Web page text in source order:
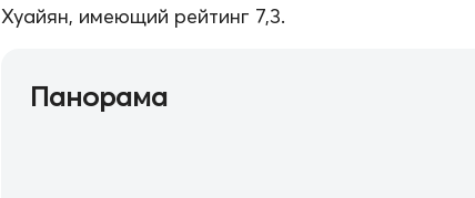
Хуайян, имеющий рейтинг 7,3.
Панорама